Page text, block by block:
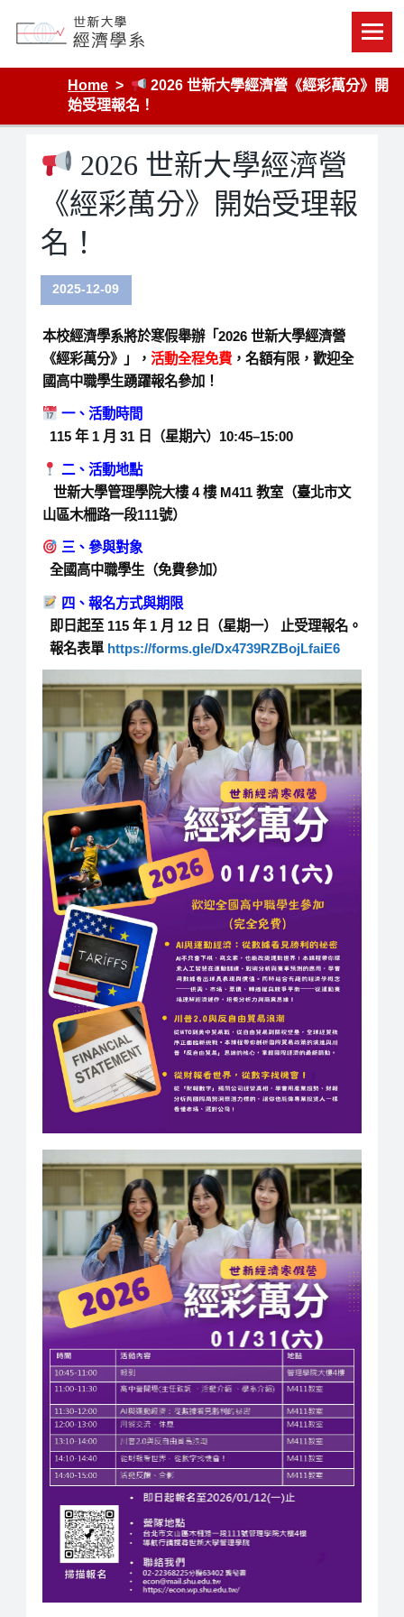
content
Department of Economics, Shih Hsin University
Home
2026 世新大學經濟營《經彩萬分》開
始受理報名！
2026 世新大學經濟營
《經彩萬分》開始受理報
名！
2025-12-09
本校經濟學系將於寒假舉辦「2026 世新大學經濟營
《經彩萬分》」， 活動全程免費，名額有限，歡迎全
國高中職學生踴躍報名參加！
一、活動時間
115 年 1 月 31 日（星期六）10:45–15:00
二、活動地點
世新大學管理學院大樓 4 樓 M411 教室（臺北市文
山區木柵路一段111號）
三、參與對象
全國高中職學生（免費參加）
四、報名方式與期限
即日起至 115 年 1 月 12 日（星期一） 止受理報名。
報名表單 https://forms.gle/Dx4739RZBojLfaiE6